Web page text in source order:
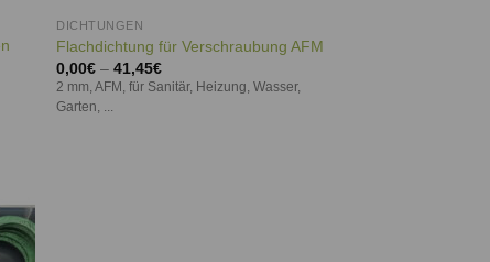
DICHTUNGEN
Flachdichtung für Verschraubung AFM
0,00€ –41,45€
2 mm, AFM, für Sanitär, Heizung, Wasser,
Garten, ...